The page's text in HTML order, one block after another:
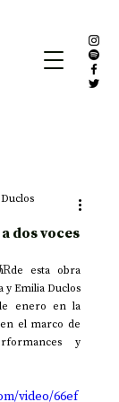
dos voces
de esta obra
y Emilia Duclos
enero en la
el marco de
y
video/66ef